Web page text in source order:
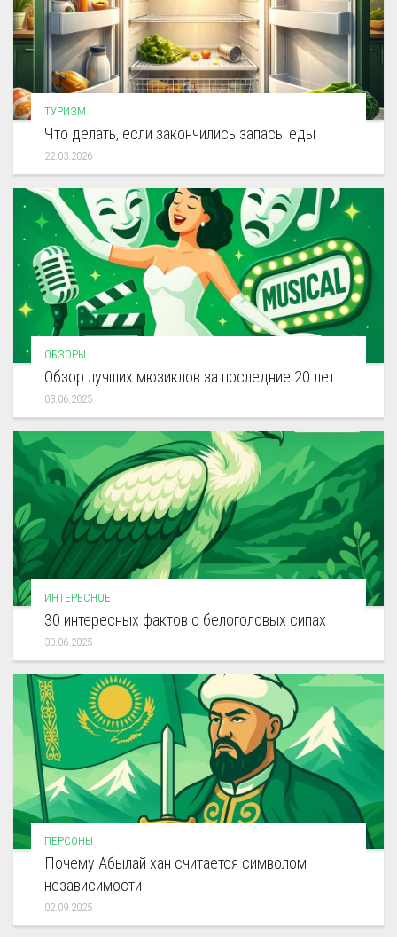
ТУРИЗМ
Что делать, если закончились запасы еды
22.03.2026
ОБЗОРЫ
Обзор лучших мюзиклов за последние 20 лет
03.06.2025
ИНТЕРЕСНОЕ
30 интересных фактов о белоголовых сипах
30.06.2025
ПЕРСОНЫ
Почему Абылай хан считается символом
независимости
02.09.2025